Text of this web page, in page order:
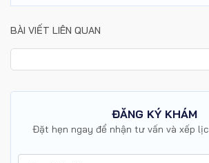
BÀI VIẾT LIÊN QUAN
ĐĂNG KÝ KHÁM
Đặt hẹn ngay để nhận tư vấn và xếp